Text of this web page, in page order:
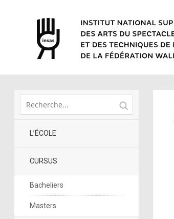
L’ÉCOLE
CURSUS
Bacheliers
Masters